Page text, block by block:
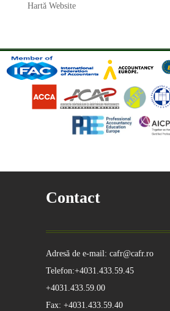
Hartă Website
Contact
Adresă de e-mail: cafr@cafr.ro
Telefon:+4031.433.59.45
+4031.433.59.00
Fax: +4031.433.59.40